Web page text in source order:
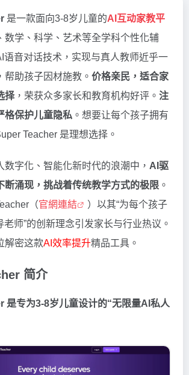
是一款面向3-8岁儿童的AI互动家教平
数学、科学、艺术等全学科个性化辅
语音对话技术，实现与真人教师近乎一
帮助孩子因材施教。 价格亲民，适合家
择，荣获众多家长和教育机构好评。 注
格保护儿童隐私 。想要让每个孩子拥有
Teacher 是理想选择。
数字化、智能化新时代的浪潮中， AI驱
断涌现，挑战着传统教学方式的极限 。
（官網連結
）以其“为每个孩子
老师”的创新理念引发家长与行业热议。
解密这款AI效率提升精品工具。
简介
是专为3-8岁儿童设计的“无限量AI私人